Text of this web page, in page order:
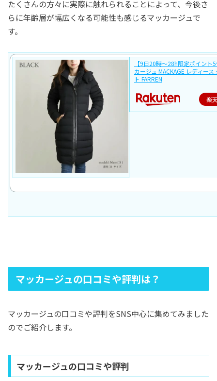
たくさんの方々に実際に触れられることによって、今後さ
らに年齢層が幅広くなる可能性も感じるマッカージュで
す。
【9日20時〜28h限定ポイント
カージュ MACKAGE レディー
ト FARREN
楽
マッカージュの口コミや評判は？
マッカージュの口コミや評判をSNS中心に集めてみました
のでご紹介します。
マッカージュの口コミや評判